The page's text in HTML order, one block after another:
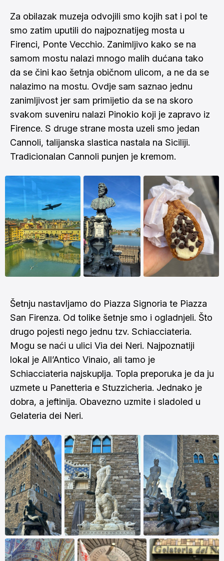
Za obilazak muzeja odvojili smo kojih sat i pol te
smo zatim uputili do najpoznatijeg mosta u
Firenci, Ponte Vecchio. Zanimljivo kako se na
samom mostu nalazi mnogo malih dućana tako
da se čini kao šetnja običnom ulicom, a ne da se
nalazimo na mostu. Ovdje sam saznao jednu
zanimljivost jer sam primijetio da se na skoro
svakom suveniru nalazi Pinokio koji je zapravo iz
Firence. S druge strane mosta uzeli smo jedan
Cannoli, talijanska slastica nastala na Siciliji.
Tradicionalan Cannoli punjen je kremom.
Šetnju nastavljamo do Piazza Signoria te Piazza
San Firenza. Od tolike šetnje smo i ogladnjeli. Što
drugo pojesti nego jednu tzv. Schiacciateria.
Mogu se naći u ulici Via dei Neri. Najpoznatiji
lokal je All’Antico Vinaio, ali tamo je
Schiacciateria najskuplja. Topla preporuka je da ju
uzmete u Panetteria e Stuzzicheria. Jednako je
dobra, a jeftinija. Obavezno uzmite i sladoled u
Gelateria dei Neri.